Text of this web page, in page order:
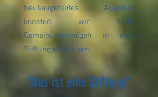
Neubaugebietes Auenfeld
konnten wir 2008
Gemeindevermögen in eine
Stiftung einbringen.
Was ist eine Stiftung?